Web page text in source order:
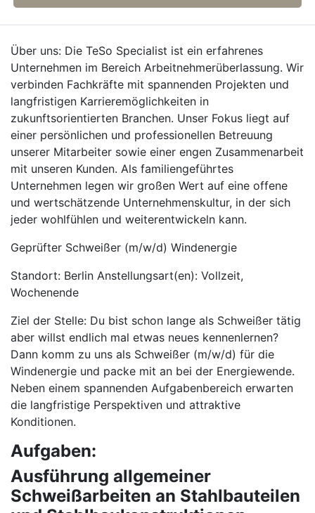
Über uns: Die TeSo Specialist ist ein erfahrenes
Unternehmen im Bereich Arbeitnehmerüberlassung. Wir
verbinden Fachkräfte mit spannenden Projekten und
langfristigen Karrieremöglichkeiten in
zukunftsorientierten Branchen. Unser Fokus liegt auf
einer persönlichen und professionellen Betreuung
unserer Mitarbeiter sowie einer engen Zusammenarbeit
mit unseren Kunden. Als familiengeführtes
Unternehmen legen wir großen Wert auf eine offene
und wertschätzende Unternehmenskultur, in der sich
jeder wohlfühlen und weiterentwickeln kann.
Geprüfter Schweißer (m/w/d) Windenergie
Standort: Berlin Anstellungsart(en): Vollzeit,
Wochenende
Ziel der Stelle: Du bist schon lange als Schweißer tätig
aber willst endlich mal etwas neues kennenlernen?
Dann komm zu uns als Schweißer (m/w/d) für die
Windenergie und packe mit an bei der Energiewende.
Neben einem spannenden Aufgabenbereich erwarten
die langfristige Perspektiven und attraktive
Konditionen.
Aufgaben:
Ausführung allgemeiner
Schweißarbeiten an Stahlbauteilen